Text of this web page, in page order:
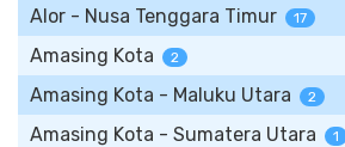
Alor - Nusa Tenggara Timur 17
Amasing Kota 2
Amasing Kota - Maluku Utara 2
Amasing Kota - Sumatera Utara 1